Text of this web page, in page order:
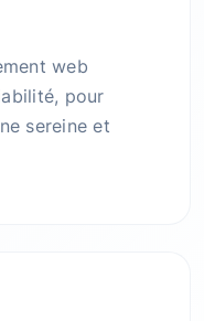
web
pour
sereine et